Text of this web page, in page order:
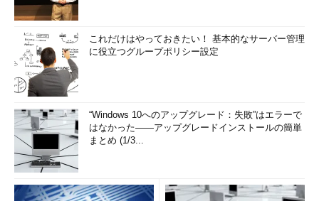
これだけはやっておきたい！ 基本的なサーバー管理
に役立つグループポリシー設定
“Windows 10へのアップグレード：失敗”はエラーで
はなかった――アップグレードインストールの簡単
まとめ (1/3...